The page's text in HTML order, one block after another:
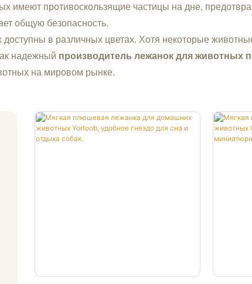
имеют противоскользящие частицы на дне,
общую безопасность.
в различных цветах. Хотя некоторые
надежный производитель лежанок для животных
на мировом рынке.